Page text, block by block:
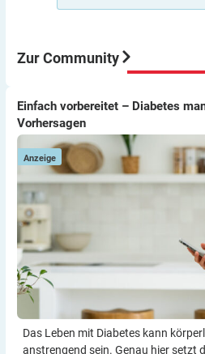
immer wieder so machen.
Zur Community
Einfach vorbereitet – Diabetes
Einfach vorbereitet – Diabetes
Vorhersagen
Anzeige
Das Leben mit Diabetes kann
anstrengend sein. Genau hier setzt